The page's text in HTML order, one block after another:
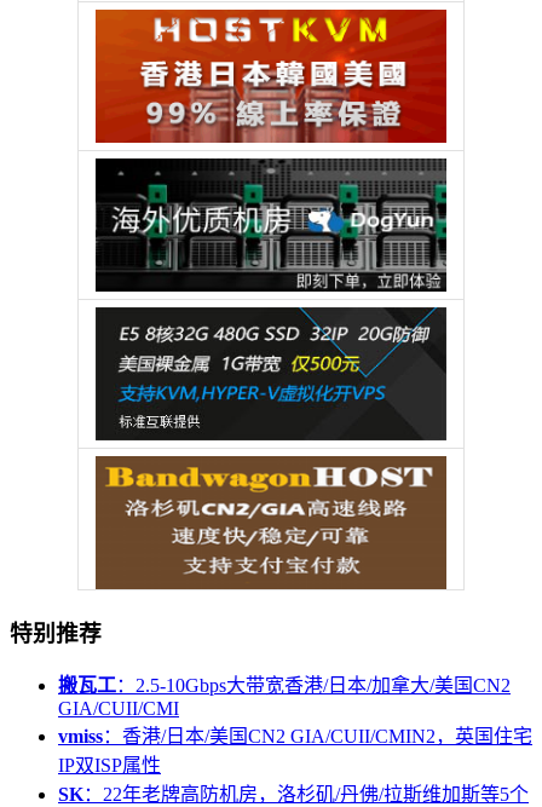
特别推荐
搬瓦工：2.5-10Gbps大带宽香港/日本/加拿大/美国CN2
GIA/CUII/CMI
vmiss：香港/日本/美国CN2 GIA/CUII/CMIN2，英国住宅
IP双ISP属性
SK：22年老牌高防机房，洛杉矶/丹佛/拉斯维加斯等5个